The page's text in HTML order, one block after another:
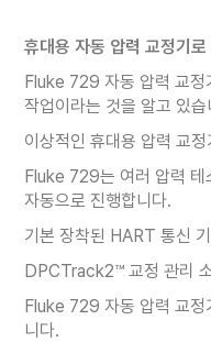
휴대용 자동 압력 교정기
Fluke 729 자동 압력 교정
작업이라는 것을 알고 있
이상적인 휴대용 압력 교
Fluke 729는 여러 압력 테
자동으로 진행합니다.
기본 장착된 HART 통신
DPCTrack2™ 교정 관리
Fluke 729 자동 압력 교
니다.